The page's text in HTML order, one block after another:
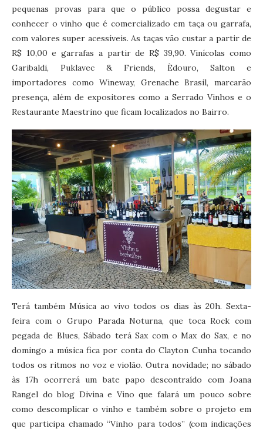
pequenas provas para que o público possa degustar e
conhecer o vinho que é comercializado em taça ou garrafa,
com valores super acessíveis. As taças vão custar a partir de
R$ 10,00 e garrafas a partir de R$ 39,90. Vinícolas como
Garibaldi, Puklavec & Friends, Èdouro, Salton e
importadores como Wineway, Grenache Brasil, marcarão
presença, além de expositores como a Serrado Vinhos e o
Restaurante Maestrino que ficam localizados no Bairro.
Terá também Música ao vivo todos os dias às 20h. Sexta-
feira com o Grupo Parada Noturna, que toca Rock com
pegada de Blues, Sábado terá Sax com o Max do Sax, e no
domingo a música fica por conta do Clayton Cunha tocando
todos os ritmos no voz e violão. Outra novidade; no sábado
às 17h ocorrerá um bate papo descontraído com Joana
Rangel do blog Divina e Vino que falará um pouco sobre
como descomplicar o vinho e também sobre o projeto em
que participa chamado “Vinho para todos” (com indicações